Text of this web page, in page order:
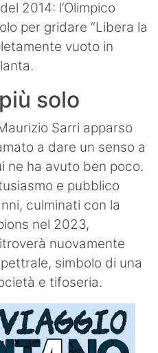
2014: l’Olimpico
per gridare “Libera la
vuoto in
solo
Sarri apparso
a dare un senso a
ne ha avuto ben poco.
e pubblico
culminati con la
nel 2023,
nuovamente
simbolo di una
e tifoseria.